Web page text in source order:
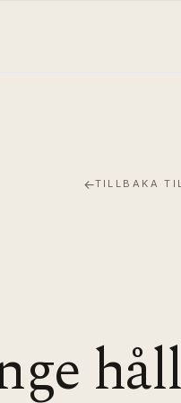
←TILLBAKA